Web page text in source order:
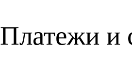
Платежи и